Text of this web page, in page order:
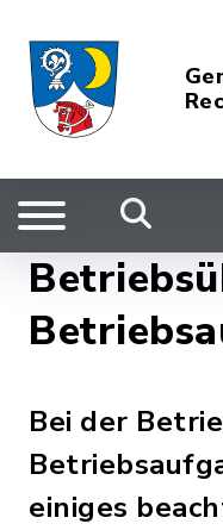
Bei der
einiges